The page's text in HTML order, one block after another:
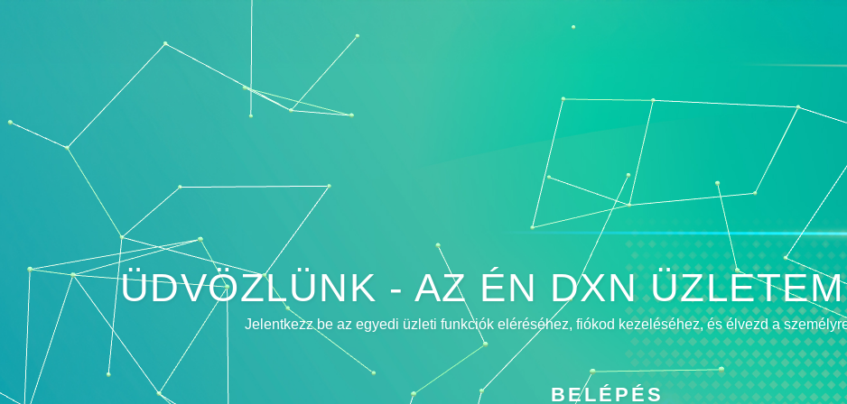
ÜDVÖZLÜNK - AZ ÉN DXN
Jelentkezz be az egyedi üzleti funkciók eléréséhez, fiókod kezeléséhez, és élvezd a
BELÉPÉS